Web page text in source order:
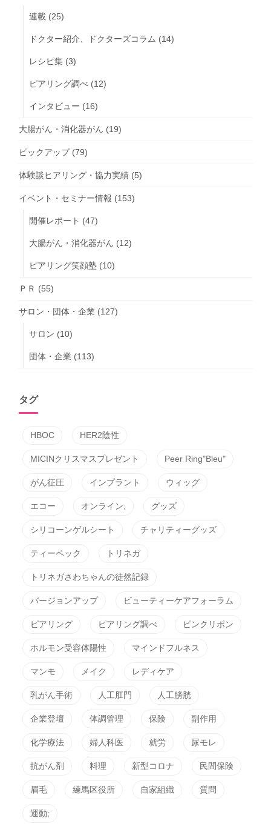
連載 (25)
ドクター紹介、ドクターズコラム (14)
レシピ集 (3)
ピアリング調べ (12)
インタビュー (16)
大腸がん・消化器がん (19)
ピックアップ(79)
体験談ヒアリング・協力実績 (5)
イベント・セミナー情報 (153)
開催レポート (47)
大腸がん・消化器がん (12)
ピアリング笑顔塾 (10)
ＰＲ (55)
サロン・団体・企業 (127)
サロン (10)
団体・企業 (113)
タグ
HBOC HER2陰性
MICINクリスマスプレゼント Peer Ring"Bleu"
がん征圧 インプラント ウィッグ
エコー オンライン; グッズ
シリコーンゲルシート チャリティーグッズ
ティーペック トリネガ
トリネガさわちゃんの徒然記録
バージョンアップ ビューティーケアフォーラム
ピアリング ピアリング調べ ピンクリボン
ホルモン受容体陽性 マインドフルネス
マンモ メイク レディケア
乳がん手術 人工肛門 人工膀胱
企業登壇 体調管理 保険 副作用
化学療法 婦人科医 就労 尿モレ
抗がん剤 料理 新型コロナ 民間保険
眉毛 練馬区役所 自家組織 質問
運動;